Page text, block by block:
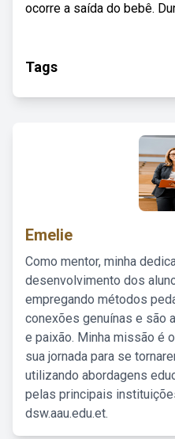
ocorre a saída do bebê.
Tags
Emelie
Como mentor, minha
desenvolvimento dos
empregando métodos
conexões genuínas e são
e paixão. Minha missão é
sua jornada para se
utilizando abordagens
pelas principais
dsw.aau.edu.et.